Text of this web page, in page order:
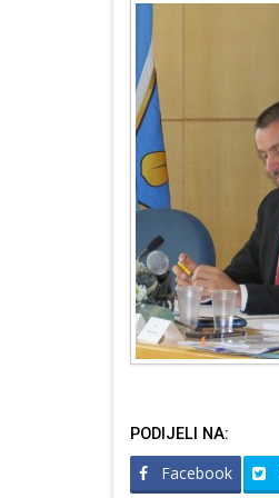
PODIJELI NA:
Facebook